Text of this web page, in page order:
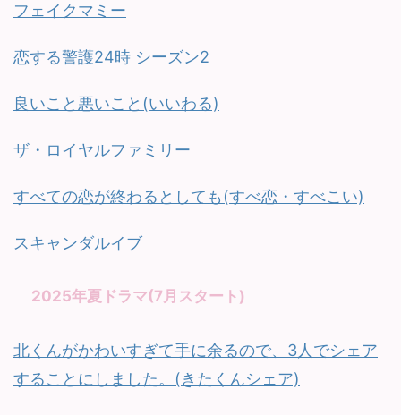
フェイクマミー
恋する警護24時 シーズン2
良いこと悪いこと(いいわる)
ザ・ロイヤルファミリー
すべての恋が終わるとしても(すべ恋・すべこい)
スキャンダルイブ
2025年夏ドラマ(7月スタート)
北くんがかわいすぎて手に余るので、3人でシェア
することにしました。(きたくんシェア)